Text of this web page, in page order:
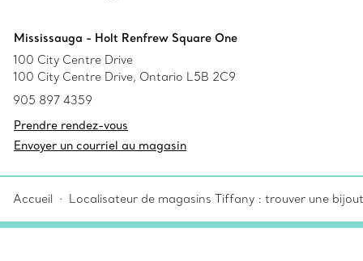
Mississauga - Holt Renfrew Square One
100 City Centre Drive
100 City Centre Drive, Ontario L5B 2C9
905 897 4359
Prendre rendez-vous
Envoyer un courriel au magasin
Accueil Localisateur de magasins Tiffany : trouver une